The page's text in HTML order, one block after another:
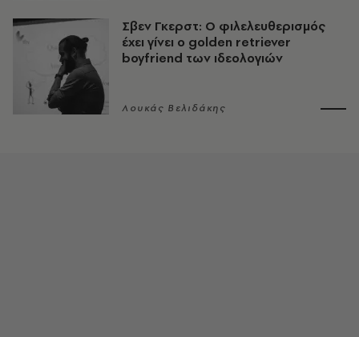
Σβεν Γκερστ: Ο φιλελευθερισμός
έχει γίνει ο golden retriever
boyfriend των ιδεολογιών
Λουκάς Βελιδάκης